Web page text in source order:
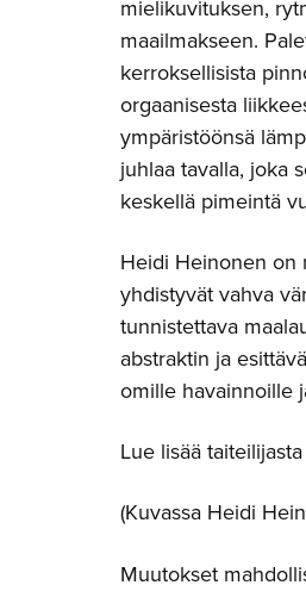
mielikuvituksen,
maailmakseen.
kerroksellisista
orgaanisesta
ympäristöönsä
juhlaa tavalla, joka
keskellä pimeintä
Heidi Heinonen on
yhdistyvät vahva
tunnistettava
abstraktin ja
omille havainnoille
Lue lisää
(Kuvassa Heidi
Muutokset